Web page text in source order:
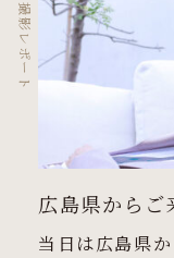
広島県から
撮影レポート
当日は広島県